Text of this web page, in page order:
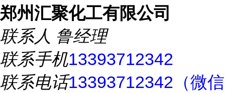
郑州汇聚化工有限公司
联系人 鲁经理
联系手机13393712342
联系电话13393712342（微信